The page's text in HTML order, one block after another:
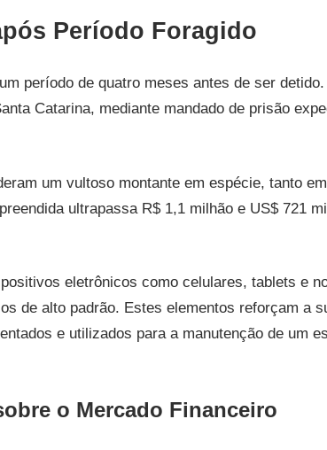
Período Foragido
período de quatro meses antes de ser
Catarina, mediante mandado de prisão
um vultoso montante em espécie, tanto
ultrapassa R$ 1,1 milhão e US$ 721
eletrônicos como celulares, tablets e
de alto padrão. Estes elementos reforçam a
e utilizados para a manutenção de um
o Mercado Financeiro